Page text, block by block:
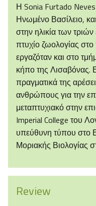
Η Sonia Furtado
Ηνωμένο Βασίλειο,
στην ηλικία των
πτυχίο ζωολογίας
εργαζόταν και στο
κήπο της Λισαβόνας.
πραγματικά της
ανθρώπους για την
μεταπτυχιακό στην
Imperial College του
υπεύθυνη τύπου στο
Μοριακής Βιολογίας
Review